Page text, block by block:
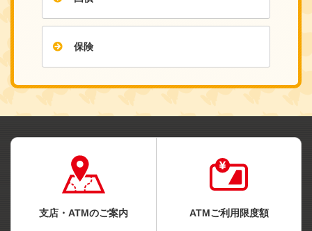
保険
支店・ATMのご案内 ATMご利用限度額